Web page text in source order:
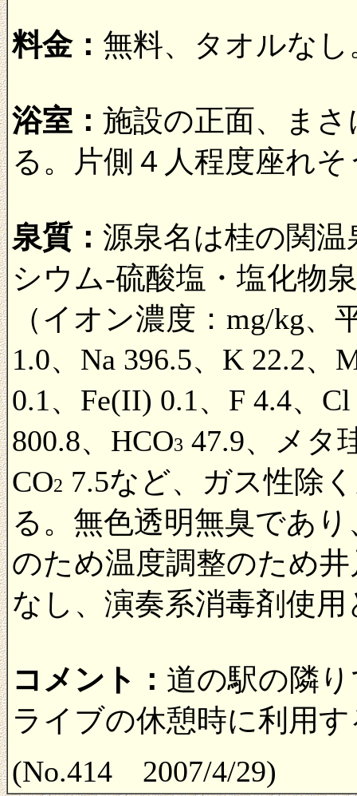
料金： 無料、タオルなし
浴室： 施設の正面、ま
る。片側４人程度座れ
泉質： 源泉名は桂の関
シウム-硫酸塩・塩化物
（イオン濃度：mg/kg
1.0、Na 396.5、K 22.2、
0.1、Fe(II) 0.1、F 4.4、
800.8、HCO3 47.9、メタ
CO2 7.5など、ガス性除
る。無色透明無臭であ
のため温度調整のため
なし、演奏系消毒剤使
コメント： 道の駅の隣
ライブの休憩時に利用
(No.414 2007/4/29)